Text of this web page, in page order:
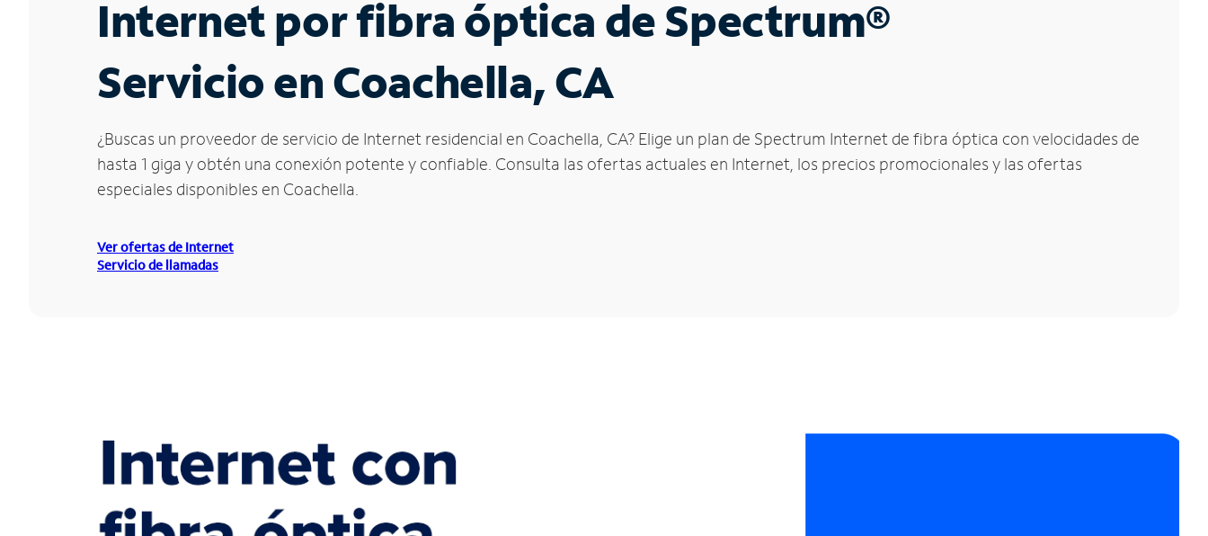
Internet por fibra óptica de Spectrum®
Servicio en Coachella, CA
¿Buscas un proveedor de servicio de Internet residencial en Coachella, CA? Elige un plan de Spectrum Internet de fibra óptica con velocidades de
hasta 1 giga y obtén una conexión potente y confiable. Consulta las ofertas actuales en Internet, los precios promocionales y las ofertas
especiales disponibles en Coachella.
Ver ofertas de Internet
Servicio de llamadas